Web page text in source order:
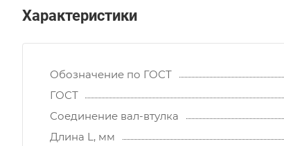
Характеристики
Обозначение по ГОСТ
ГОСТ
Соединение вал-втулка
Длина L, мм